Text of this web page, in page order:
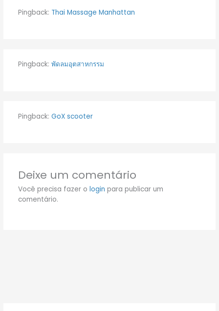
Pingback: Thai Massage Manhattan
Pingback: พัดลมอุตสาหกรรม
Pingback: GoX scooter
Deixe um comentário
Você precisa fazer o login para publicar um
comentário.